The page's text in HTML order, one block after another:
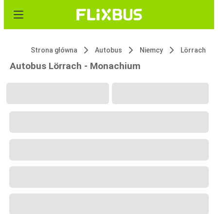
Strona główna Autobus Niemcy Lörrach
Autobus Lörrach - Monachium